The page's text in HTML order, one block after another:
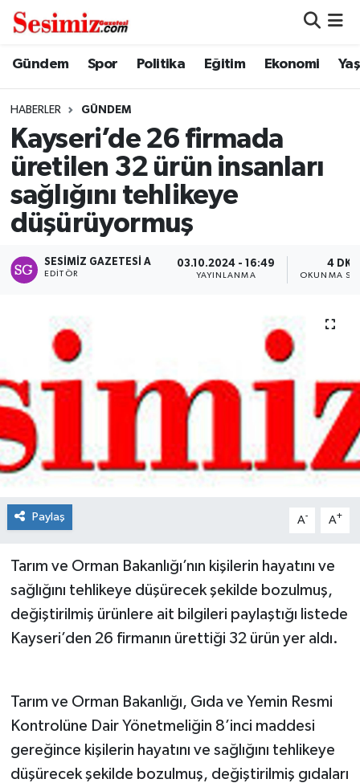
Gündem Spor Politika Eğitim Ekonomi
HABERLER GÜNDEM
Kayseri’de 26 firmada
üretilen 32 ürün insanları
sağlığını tehlikeye
düşürüyormuş
SESIMIZ GAZETESI A
EDITÖR
03.10.2024 - 16:49
YAYINLANMA
4 DK
OKUNMA
Paylaş A- A+
Tarım ve Orman Bakanlığı’nın kişilerin hayatını ve
sağlığını tehlikeye düşürecek şekilde bozulmuş,
değiştirilmiş ürünlere ait bilgileri paylaştığı listede
Kayseri’den 26 firmanın ürettiği 32 ürün yer aldı.
Tarım ve Orman Bakanlığı, Gıda ve Yemin Resmi
Kontrolüne Dair Yönetmeliğin 8’inci maddesi
gereğince kişilerin hayatını ve sağlığını tehlikeye
düşürecek şekilde bozulmuş, değiştirilmiş gıdaları
Dünya
Ekonomi
Genel
Gündem
Magazin
Sağlık
Spor
Tokat Haberleri
Yaşam
Nöbetçi Eczaneler
Hava Durumu
Namaz Vakitleri
Trafik Durumu
Süper Lig Puan Durumu ve Fikstür
Tüm Manşetler
Haber Arşivi